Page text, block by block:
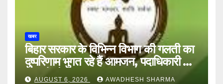
खबर
बिहार सरकार के विभिन्न विभाग की गलती का
दुष्परिणाम भुगत रहे हैं आमजन, पदाधिकारी और
अन्य हैं मौन
AUGUST 6, 2026 AWADHESH SHARMA